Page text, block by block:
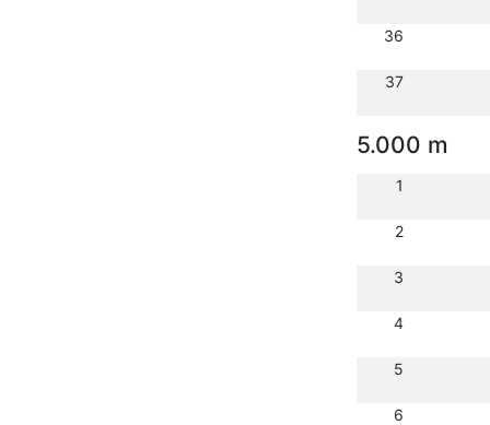
36
37
5.000 m
1
2
3
4
5
6